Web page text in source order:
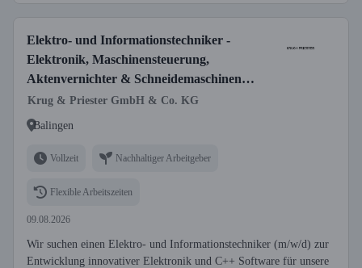
Elektro- und Informationstechniker -
Elektronik, Maschinensteuerung,
Aktenvernichter & Schneidemaschinen
(m/w/d)
Krug & Priester GmbH & Co. KG
Balingen
Vollzeit Nachhaltiger Arbeitgeber
Flexible Arbeitszeiten
09.08.2026
Wir suchen einen Elektro- und Informationstechniker (m/w/d) zur
Entwicklung innovativer Elektronik und C++ Software für unsere